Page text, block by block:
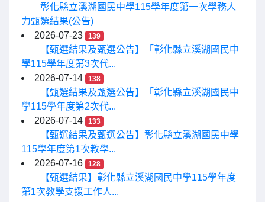
彰化縣立溪湖國民中學115學年度第一次學務人
力甄選結果(公告)
2026-07-23
139
【甄選結果及甄選公告】「彰化縣立溪湖國民中
學115學年度第3次代...
2026-07-14
138
【甄選結果及甄選公告】「彰化縣立溪湖國民中
學115學年度第2次代...
2026-07-14
133
【甄選結果及甄選公告】彰化縣立溪湖國民中學
115學年度第1次教學...
2026-07-16
128
【甄選結果】彰化縣立溪湖國民中學115學年度
第1次教學支援工作人...